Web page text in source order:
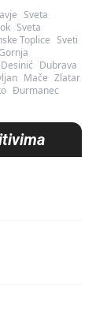
Sveta
Sveta
Toplice Sveti
Desinić Dubrava
Mače Zlatar
Đurmanec